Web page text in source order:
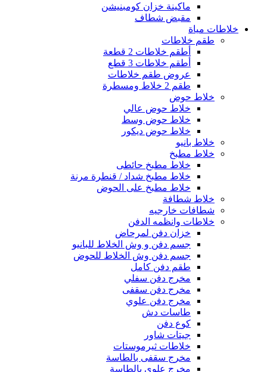
ماكينة خزان كومبنيشن
مقبض شطاف
خلاطات مياة
طقم خلاطات
أطقم خلاطات 2 قطعة
أطقم خلاطات 3 قطع
عروض طقم خلاطات
طقم 2 خلاط ومسطرة
خلاط حوض
خلاط حوض عالي
خلاط حوض وسط
خلاط حوض ديكور
خلاط بانيو
خلاط مطبخ
خلاط مطبخ حائطى
خلاط مطبخ شداد / قنطرة مرنة
خلاط مطبخ على الحوض
خلاط شطافة
شطافات خارجيه
خلاطات وانظمه الدفن
خزان دفن لمرحاض
جسم دفن و وش الخلاط للبانيو
جسم دفن وش الخلاط للحوض
طقم دفن كامل
مخرج دفن سفلي
مخرج دفن سقفى
مخرج دفن علوي
طاسات دش
كوع دفن
جيتات شاور
خلاطات ثيرموستات
مخرج سقفى بالطاسة
مخرج علوى بالطاسة